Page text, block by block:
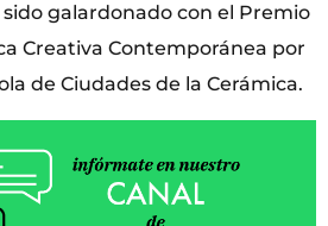
galardonado con el Premio
Creativa Contemporánea por
de Ciudades de la Cerámica.